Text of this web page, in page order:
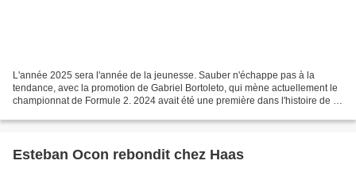
L'année 2025 sera l'année de la jeunesse. Sauber n'échappe pas à la
tendance, avec la promotion de Gabriel Bortoleto, qui mène actuellement le
championnat de Formule 2. 2024 avait été une première dans l'histoire de la
Esteban Ocon rebondit chez Haas